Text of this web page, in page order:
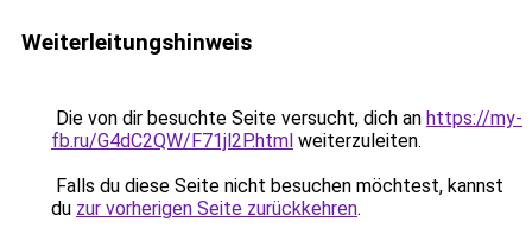
Weiterleitungshinweis
Die von dir besuchte Seite versucht, dich an https://my-
fb.ru/G4dC2QW/F71jl2P.html weiterzuleiten.
Falls du diese Seite nicht besuchen möchtest, kannst
du zur vorherigen Seite zurückkehren.